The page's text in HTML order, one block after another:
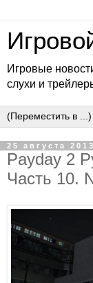
Игровые
слухи и
25 августа
Payday 2
Часть 10.